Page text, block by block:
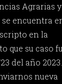
Agrarias y
encuentra
en la
que su caso
del año 2023.
nueva